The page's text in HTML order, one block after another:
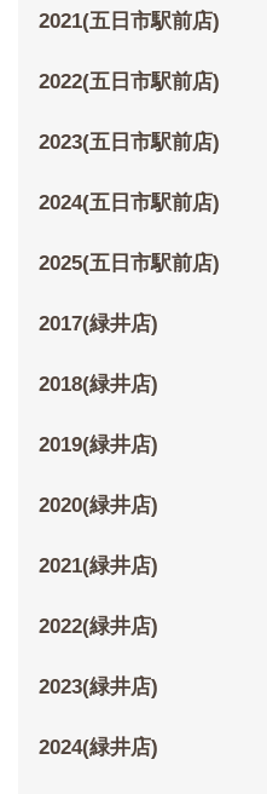
2021(五日市駅前店)
2022(五日市駅前店)
2023(五日市駅前店)
2024(五日市駅前店)
2025(五日市駅前店)
2017(緑井店)
2018(緑井店)
2019(緑井店)
2020(緑井店)
2021(緑井店)
2022(緑井店)
2023(緑井店)
2024(緑井店)